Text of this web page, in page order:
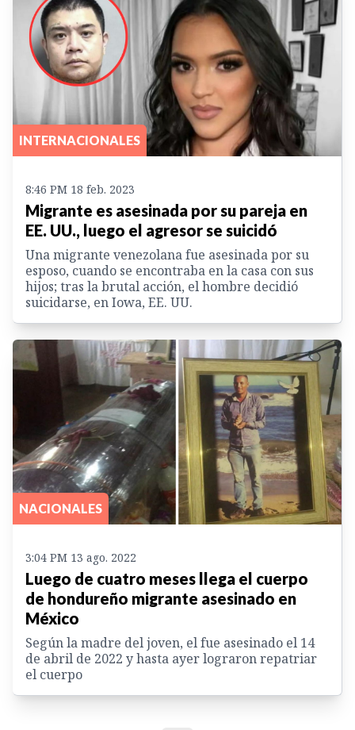
INTERNACIONALES
8:46 PM 18 feb. 2023
Migrante es asesinada por su pareja en
EE. UU., luego el agresor se suicidó
Una migrante venezolana fue asesinada por su
esposo, cuando se encontraba en la casa con sus
hijos; tras la brutal acción, el hombre decidió
suicidarse, en Iowa, EE. UU.
NACIONALES
3:04 PM 13 ago. 2022
Luego de cuatro meses llega el cuerpo
de hondureño migrante asesinado en
México
Según la madre del joven, el fue asesinado el 14
de abril de 2022 y hasta ayer lograron repatriar
el cuerpo